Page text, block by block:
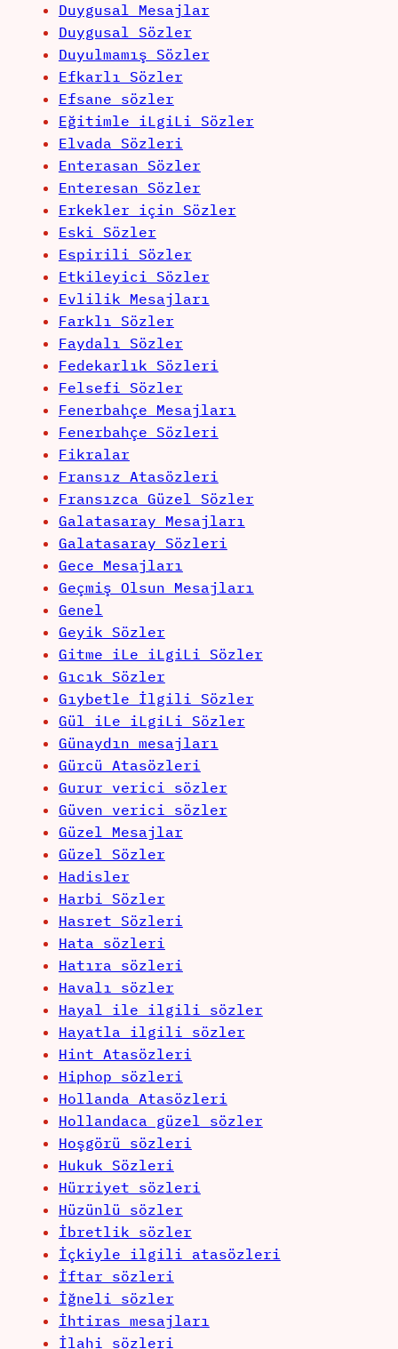
Duygusal Mesajlar
Duygusal Sözler
Duyulmamış Sözler
Efkarlı Sözler
Efsane sözler
Eğitimle iLgiLi Sözler
Elvada Sözleri
Enterasan Sözler
Enteresan Sözler
Erkekler için Sözler
Eski Sözler
Espirili Sözler
Etkileyici Sözler
Evlilik Mesajları
Farklı Sözler
Faydalı Sözler
Fedekarlık Sözleri
Felsefi Sözler
Fenerbahçe Mesajları
Fenerbahçe Sözleri
Fikralar
Fransız Atasözleri
Fransızca Güzel Sözler
Galatasaray Mesajları
Galatasaray Sözleri
Gece Mesajları
Geçmiş Olsun Mesajları
Genel
Geyik Sözler
Gitme iLe iLgiLi Sözler
Gıcık Sözler
Gıybetle İlgili Sözler
Gül iLe iLgiLi Sözler
Günaydın mesajları
Gürcü Atasözleri
Gurur verici sözler
Güven verici sözler
Güzel Mesajlar
Güzel Sözler
Hadisler
Harbi Sözler
Hasret Sözleri
Hata sözleri
Hatıra sözleri
Havalı sözler
Hayal ile ilgili sözler
Hayatla ilgili sözler
Hint Atasözleri
Hiphop sözleri
Hollanda Atasözleri
Hollandaca güzel sözler
Hoşgörü sözleri
Hukuk Sözleri
Hürriyet sözleri
Hüzünlü sözler
İbretlik sözler
İçkiyle ilgili atasözleri
İftar sözleri
İğneli sözler
İhtiras mesajları
İlahi sözleri